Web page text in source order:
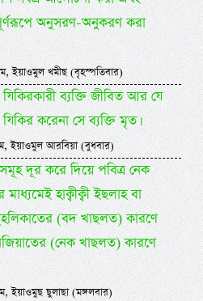
অনুসরণ-অনুকরণ করা
খমীছ (বৃহস্পতিবার)
ব্যক্তি জীবিত আর যে
করেনা সে ব্যক্তি মৃত।
আরবিয়া (বুধবার)
দূর করে দিয়ে পবিত্র নেক
হাক্বীক্বী ইছলাহ বা
(বদ খাছলত) কারণে
(নেক খাছলত) কারণে
ছুলাছা (মঙ্গলবার)